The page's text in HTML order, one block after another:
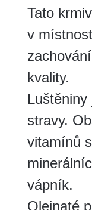
Tato
v
kvality.
stravy.
vitamínů
vápník.
Olejnaté